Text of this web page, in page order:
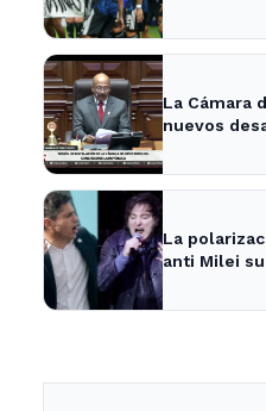
La Cámara
nuevos
La
anti Milei